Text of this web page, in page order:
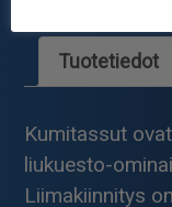
Tuotetiedot
Kumitassut
liukuesto-
Liimakiinnitys